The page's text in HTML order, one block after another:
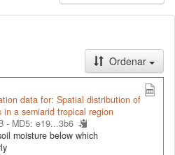
Ordenar
data for: Spatial distribution of
in a semiarid tropical region
- MD5: e19...3b6
moisture below which